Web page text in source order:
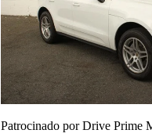
Patrocinado porDrive Prime